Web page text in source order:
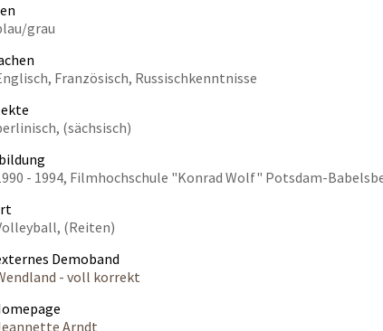
grau
Französisch, Russischkenntnisse
(sächsisch)
- 1994, Filmhochschule "Konrad Wolf" Potsdam-
(Reiten)
Demoband
- voll korrekt
Arndt